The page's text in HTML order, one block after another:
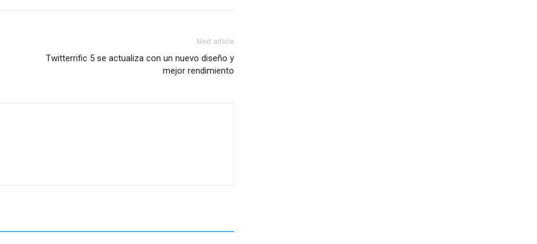
Next article
Twitterrific 5 se actualiza con un nuevo diseño y
mejor rendimiento